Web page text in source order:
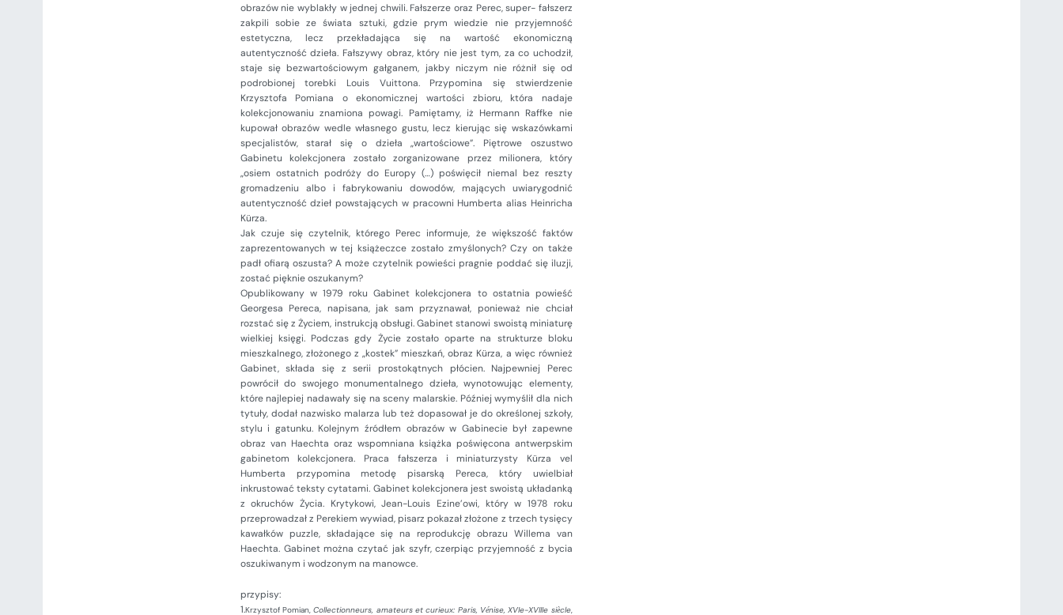
obrazów nie wyblakły w jednej chwili. Fałszerze oraz Perec, super- fałszerz
zakpili sobie ze świata sztuki, gdzie prym wiedzie nie przyjemność
estetyczna, lecz przekładająca się na wartość ekonomiczną
autentyczność dzieła. Fałszywy obraz, który nie jest tym, za co uchodził,
staje się bezwartościowym gałganem, jakby niczym nie różnił się od
podrobionej torebki Louis Vuittona. Przypomina się stwierdzenie
Krzysztofa Pomiana o ekonomicznej wartości zbioru, która nadaje
kolekcjonowaniu znamiona powagi. Pamiętamy, iż Hermann Raffke nie
kupował obrazów wedle własnego gustu, lecz kierując się wskazówkami
specjalistów, starał się o dzieła „wartościowe”. Piętrowe oszustwo
Gabinetu kolekcjonera zostało zorganizowane przez milionera, który
„osiem ostatnich podróży do Europy (…) poświęcił niemal bez reszty
gromadzeniu albo i fabrykowaniu dowodów, mających uwiarygodnić
autentyczność dzieł powstających w pracowni Humberta alias Heinricha
Kürza.
Jak czuje się czytelnik, którego Perec informuje, że większość faktów
zaprezentowanych w tej książeczce zostało zmyślonych? Czy on także
padł ofiarą oszusta? A może czytelnik powieści pragnie poddać się iluzji,
zostać pięknie oszukanym?
Opublikowany w 1979 roku Gabinet kolekcjonera to ostatnia powieść
Georgesa Pereca, napisana, jak sam przyznawał, ponieważ nie chciał
rozstać się z Życiem, instrukcją obsługi. Gabinet stanowi swoistą miniaturę
wielkiej księgi. Podczas gdy Życie zostało oparte na strukturze bloku
mieszkalnego, złożonego z „kostek” mieszkań, obraz Kürza, a więc również
Gabinet, składa się z serii prostokątnych płócien. Najpewniej Perec
powrócił do swojego monumentalnego dzieła, wynotowując elementy,
które najlepiej nadawały się na sceny malarskie. Później wymyślił dla nich
tytuły, dodał nazwisko malarza lub też dopasował je do określonej szkoły,
stylu i gatunku. Kolejnym źródłem obrazów w Gabinecie był zapewne
obraz van Haechta oraz wspomniana książka poświęcona antwerpskim
gabinetom kolekcjonera. Praca fałszerza i miniaturzysty Kürza vel
Humberta przypomina metodę pisarską Pereca, który uwielbiał
inkrustować teksty cytatami. Gabinet kolekcjonera jest swoistą układanką
z okruchów Życia. Krytykowi, Jean-Louis Ezine’owi, który w 1978 roku
przeprowadzał z Perekiem wywiad, pisarz pokazał złożone z trzech tysięcy
kawałków puzzle, składające się na reprodukcję obrazu Willema van
Haechta. Gabinet można czytać jak szyfr, czerpiąc przyjemność z bycia
oszukiwanym i wodzonym na manowce.
przypisy:
1.Krzysztof Pomian,Collectionneurs, amateurs et curieux: Paris, Vénise, XVIe-XVIIIe siècle,